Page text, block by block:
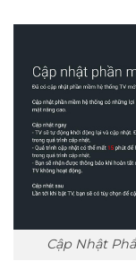
Cập Nhật